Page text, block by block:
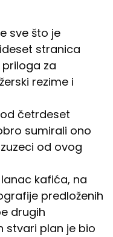
sve što je
stranica
za
rezime i
četrdeset
sumirali ono
od ovog
kafića, na
predloženih
drugih
stvari plan je bio